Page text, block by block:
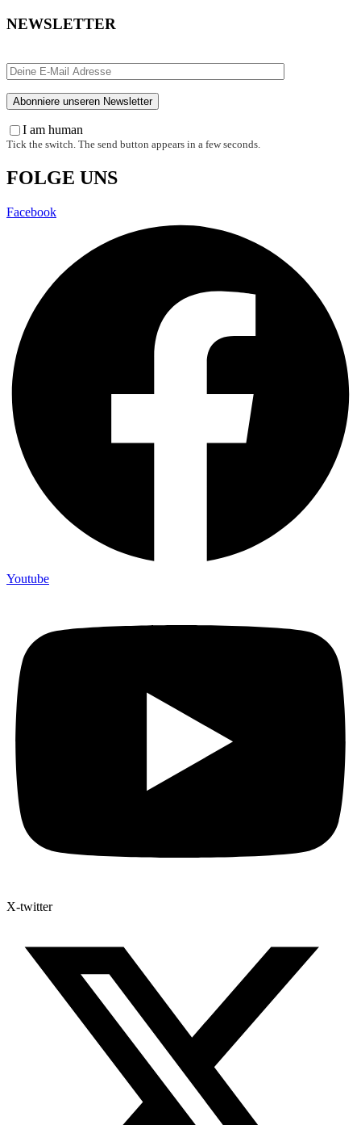
NEWSLETTER
I am human
Tick the switch. The send button appears in a few seconds.
FOLGE UNS
Facebook
Youtube
X-twitter